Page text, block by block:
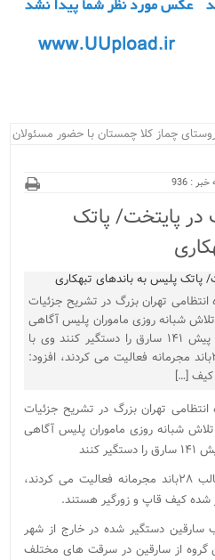
: 936
سرقت در پایتخت/ پاتک
تهران بزرگ در تشریح جزئیات
شبانه روزی ماموران پلیس آگاهی
تهران بزرگ موفق شدند ساعاتی پیش ۱۴۱ سارق را دستگیر کنند وی با
بیان اینکه این سارقان درقالب ۲۸باند مجرمانه فعالیت می کردند، افزود:
تهران بزرگ در تشریح جزئیات
شبانه روزی ماموران پلیس آگاهی
وی با بیان اینکه این سارقان درقالب ۲۸باند مجرمانه فعالیت می کردند،
سارقین دستگیر شده در خارج از شهر
گروه از سارقین در سرقت های مختلف